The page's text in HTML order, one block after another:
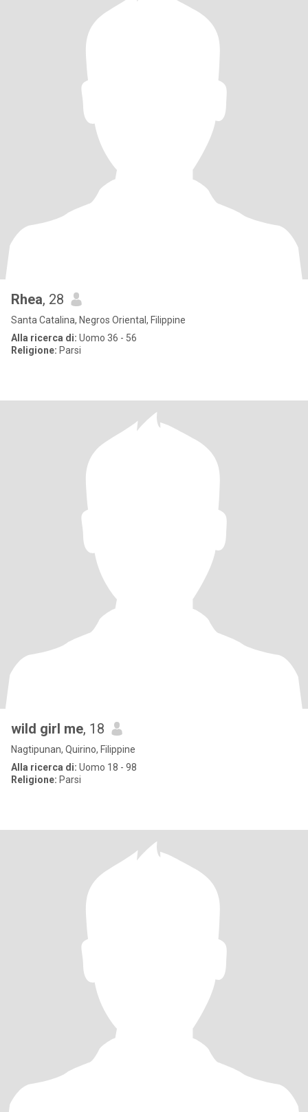
Rhea, 28
Santa Catalina, Negros Oriental, Filippine
Alla ricerca di: Uomo 36 - 56
Religione: Parsi
wild girl me, 18
Nagtipunan, Quirino, Filippine
Alla ricerca di: Uomo 18 - 98
Religione: Parsi